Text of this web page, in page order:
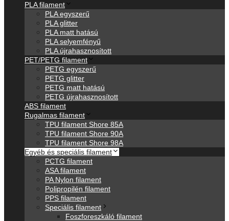
PLA filament
PLA egyszerű
PLA glitter
PLA matt hatású
PLA selyemfényű
PLA újrahasznosított
PET/PETG filament
PETG egyszerű
PETG glitter
PETG matt hatású
PETG újrahasznosított
ABS filament
Rugalmas filament
TPU filament Shore 85A
TPU filament Shore 90A
TPU filament Shore 98A
Egyéb és speciális filament
PCTG filament
ASA filament
PA Nylon filament
Polipropilén filament
PPS filament
Speciális filament
Foszforeszkáló filament